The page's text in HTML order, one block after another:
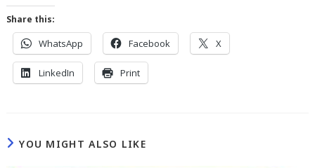
Share this:
WhatsApp Facebook X
LinkedIn Print
YOU MIGHT ALSO LIKE